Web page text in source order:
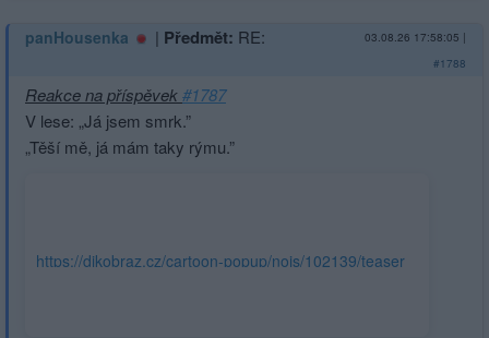
panHousenka | Předmět: RE: 03.08.26 17:58:05 |
#1788
Reakce na příspěvek#1787
V lese: „Já jsem smrk.”
„Těší mě, já mám taky rýmu.”
https://dikobraz.cz/cartoon-popup/nojs/102139/teaser